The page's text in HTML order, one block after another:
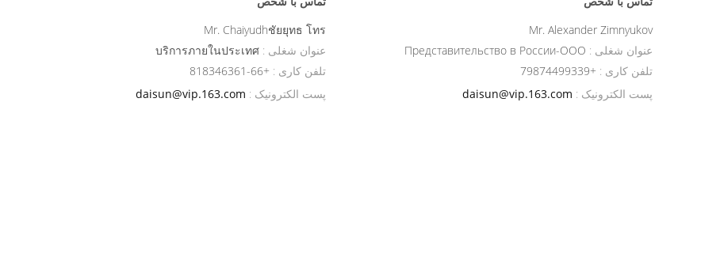
Mr. Chaiyudhชัยยุทธ โทร
عنوان شغلی : บริการภายในประเทศ
تلفن کاری : +66-818346361
پست الکترونیک : daisun@vip.163.com
Mr. Alexander Zimnyukov
عنوان شغلی :
تلفن کاری : +79874499339
پست الکترونیک : daisun@vip.163.com